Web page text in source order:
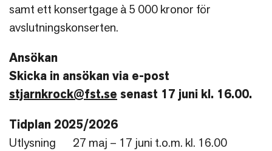
samt ett konsertgage à 5 000 kronor för
avslutningskonserten.
Ansökan
Skicka in ansökan via e-post
stjarnkrock@fst.se senast 17 juni kl. 16.00.
Tidplan 2025/2026
Utlysning 27 maj – 17 juni t.o.m. kl. 16.00